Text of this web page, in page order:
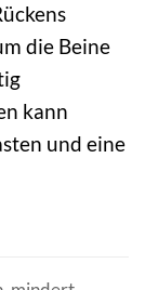
die Beine
kann
und eine